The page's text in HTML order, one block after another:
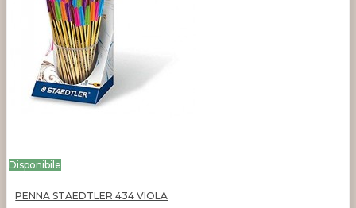
Disponibile
PENNA STAEDTLER 434 VIOLA